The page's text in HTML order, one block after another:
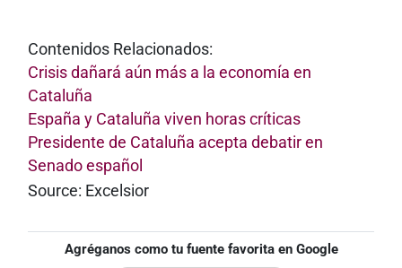
Contenidos Relacionados:
Crisis dañará aún más a la economía en
Cataluña
España y Cataluña viven horas críticas
Presidente de Cataluña acepta debatir en
Senado español
Source: Excelsior
Agréganos como tu fuente favorita en Google